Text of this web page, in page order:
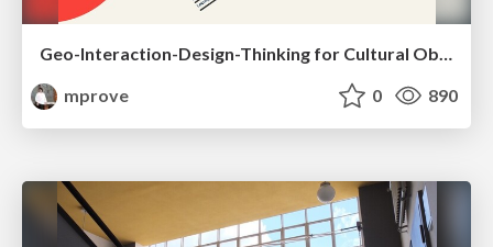
Geo-Interaction-Design-Thinking for Cultural Objects
mprove
0 890